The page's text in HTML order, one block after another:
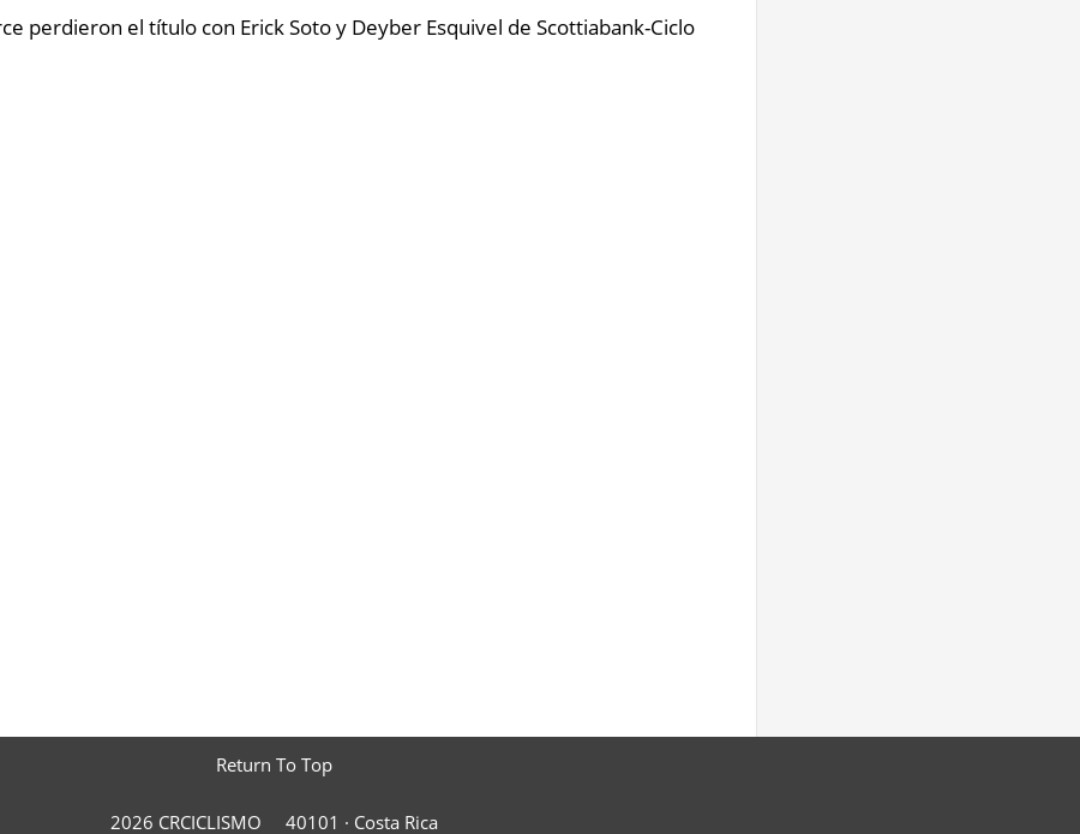
perdieron el título con Erick Soto y Deyber Esquivel de Scottiabank-Ciclo
Return To Top
2026 CRCICLISMO 40101 · Costa Rica